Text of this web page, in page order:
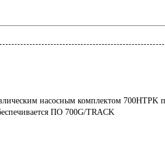
насосным комплектом 700HTPK
ПО 700G/TRACK